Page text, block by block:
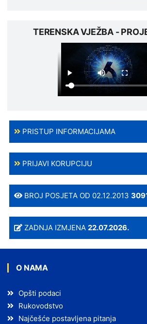
TERENSKA VJEŽBA -
PRISTUP INFORMACIJAMA
PRIJAVI KORUPCIJU
BROJ POSJETA OD 02.12.2013
ZADNJA IZMJENA22.07.2026.
O NAMA
Opšti podaci
Rukovodstvo
Najčešće postavljena pitanja